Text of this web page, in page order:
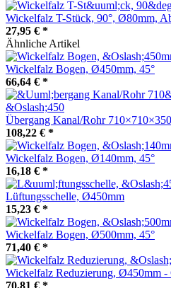
Wickelfalz T-Stück, 90°, Ø80mm,
27,95 € *
Ähnliche Artikel
Wickelfalz Bogen, Ø450mm, 45°
66,64 € *
Übergang Kanal/Rohr
108,22 € *
Wickelfalz Bogen, Ø140mm, 45°
16,18 € *
Lüftungsschelle, Ø450mm
15,23 € *
Wickelfalz Bogen, Ø500mm, 45°
71,40 € *
Wickelfalz Reduzierung, Ø450mm
70,81 € *